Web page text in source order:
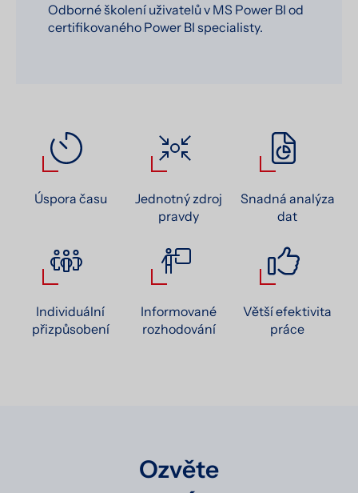
Odborné školení uživatelů v MS Power BI od
certifikovaného Power BI specialisty.
Úspora času
Jednotný zdroj
pravdy
Snadná analýza
dat
Individuální
přizpůsobení
Informované
rozhodování
Větší efektivita
práce
Ozvěte